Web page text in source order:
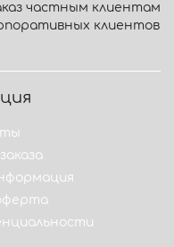
частным клиентам
клиентов